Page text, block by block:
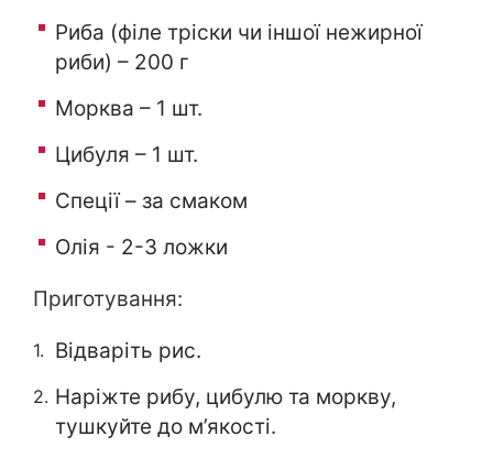
Риба (філе тріски чи іншої нежирної
риби) – 200 г
Морква – 1 шт.
Цибуля – 1 шт.
Спеції – за смаком
Олія - 2-3 ложки
Приготування:
Відваріть рис.
Наріжте рибу, цибулю та моркву,
тушкуйте до м’якості.